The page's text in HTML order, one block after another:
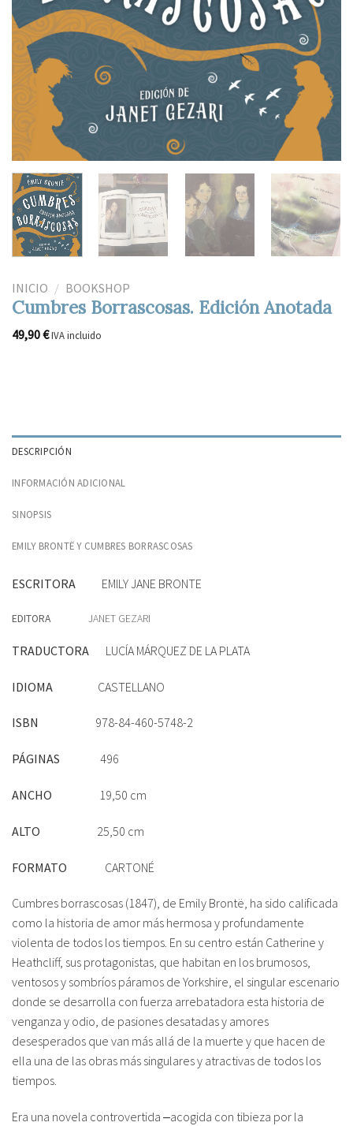
INICIO / BOOKSHOP
Cumbres Borrascosas. Edición Anotada
49,90€IVA incluido
DESCRIPCIÓN
INFORMACIÓN ADICIONAL
SINOPSIS
EMILY BRONTË Y CUMBRES BORRASCOSAS
ESCRITORA EMILY JANE BRONTE
EDITORA JANET GEZARI
TRADUCTORA LUCÍA MÁRQUEZ DE LA PLATA
IDIOMA CASTELLANO
ISBN 978-84-460-5748-2
PÁGINAS 496
ANCHO 19,50 cm
ALTO 25,50 cm
FORMATO CARTONÉ
Cumbres borrascosas (1847), de Emily Brontë, ha sido calificada
como la historia de amor más hermosa y profundamente
violenta de todos los tiempos. En su centro están Catherine y
Heathcliff, sus protagonistas, que habitan en los brumosos,
ventosos y sombríos páramos de Yorkshire, el singular escenario
donde se desarrolla con fuerza arrebatadora esta historia de
venganza y odio, de pasiones desatadas y amores
desesperados que van más allá de la muerte y que hacen de
ella una de las obras más singulares y atractivas de todos los
tiempos.
Era una novela controvertida ‒acogida con tibieza por la